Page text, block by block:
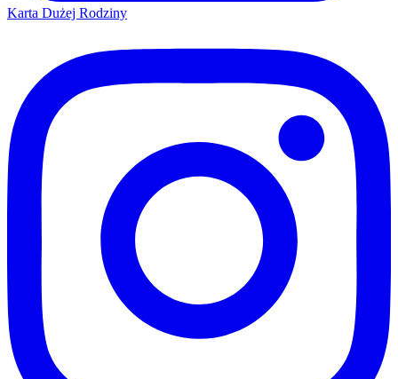
Karta Dużej Rodziny